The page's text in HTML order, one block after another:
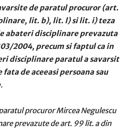
de paratul procuror (art.
lit. b), lit. l) si lit. i) teza
abateri disciplinare prevazuta
2004, precum si faptul ca in
disciplinare paratul a savarsit
de aceeasi persoana sau
.
aratul procuror Mircea Negulescu
prevazute de art. 99 lit. a din